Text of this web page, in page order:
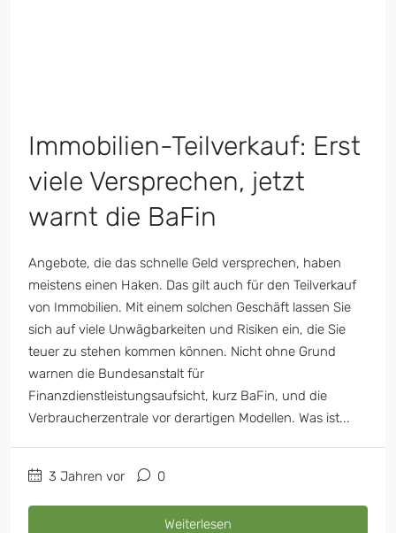
Immobilien-Teilverkauf: Erst
viele Versprechen, jetzt
warnt die BaFin
Angebote, die das schnelle Geld versprechen, haben
meistens einen Haken. Das gilt auch für den Teilverkauf
von Immobilien. Mit einem solchen Geschäft lassen Sie
sich auf viele Unwägbarkeiten und Risiken ein, die Sie
teuer zu stehen kommen können. Nicht ohne Grund
warnen die Bundesanstalt für
Finanzdienstleistungsaufsicht, kurz BaFin, und die
Verbraucherzentrale vor derartigen Modellen. Was ist...
3 Jahren vor 0
Weiterlesen